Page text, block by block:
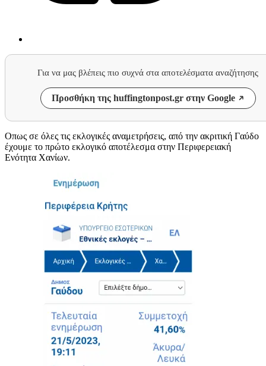
Για να μας βλέπεις πιο συχνά στα αποτελέσματα αναζήτησης
Προσθήκη της huffingtonpost.gr στην Google
Oπως σε όλες τις εκλογικές αναμετρήσεις, από την ακριτική Γαύδο
έχουμε το πρώτο εκλογικό αποτέλεσμα στην Περιφερειακή
Ενότητα Χανίων.